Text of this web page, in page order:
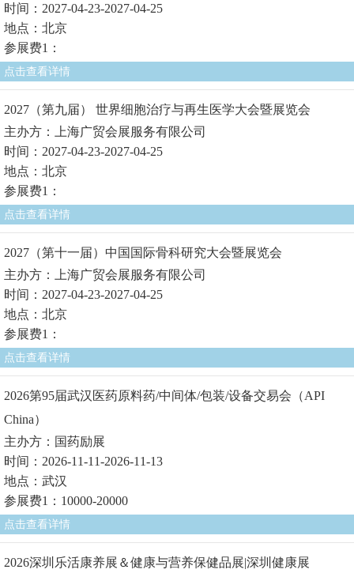
时间：2027-04-23-2027-04-25
地点：北京
参展费1：
点击查看详情
2027（第九届） 世界细胞治疗与再生医学大会暨展览会
主办方：上海广贸会展服务有限公司
时间：2027-04-23-2027-04-25
地点：北京
参展费1：
点击查看详情
2027（第十一届）中国国际骨科研究大会暨展览会
主办方：上海广贸会展服务有限公司
时间：2027-04-23-2027-04-25
地点：北京
参展费1：
点击查看详情
2026第95届武汉医药原料药/中间体/包装/设备交易会（API
China）
主办方：国药励展
时间：2026-11-11-2026-11-13
地点：武汉
参展费1：10000-20000
点击查看详情
2026深圳乐活康养展＆健康与营养保健品展|深圳健康展